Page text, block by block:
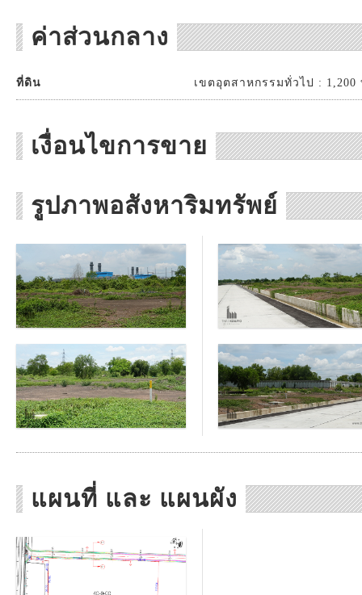
ค่าส่วนกลาง
ที่ดิน เขตอุตสาหกรรมทั่วไป :
เงื่อนไขการขาย
รูปภาพอสังหาริมทรัพย์
แผนที่ และ แผนผัง